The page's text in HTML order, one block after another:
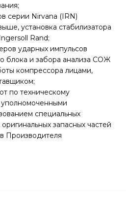
серии Nirvana (IRN)
установка стабилизатора
Rand;
ударных импульсов
блока и забора анализа СОЖ
компрессора лицами,
по техническому
специальных
запасных частей
Производителя